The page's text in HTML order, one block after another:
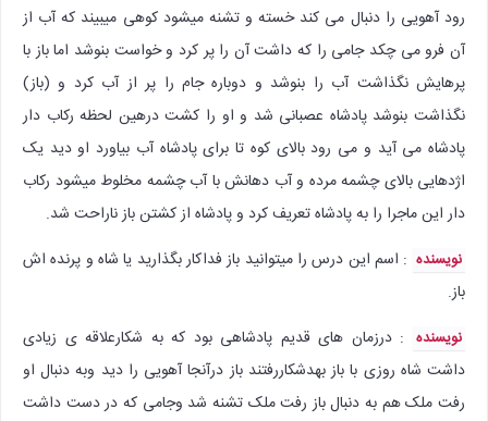
رود آهویی را دنبال می کند خسته و تشنه میشود کوهی میبیند که آب از
آن فرو می چکد جامی را که داشت آن را پر کرد و خواست بنوشد اما باز با
پرهایش نگذاشت آب را بنوشد و دوباره جام را پر از آب کرد و (باز)
نگذاشت بنوشد پادشاه عصبانی شد و او را کشت درهین لحظه رکاب دار
پادشاه می آید و می رود بالای کوه تا برای پادشاه آب بیاورد او دید یک
اژدهایی بالای چشمه مرده و آب دهانش با آب چشمه مخلوط میشود رکاب
دار این ماجرا را به پادشاه تعریف کرد و پادشاه از کشتن باز ناراحت شد.
نویسنده : اسم این درس را میتوانید باز فداکار بگذارید یا شاه و پرنده اش
باز.
نویسنده : درزمان های قدیم پادشاهی بود که به شکارعلاقه ی زیادی
داشت شاه روزی با باز بهدشکاررفتند باز درآنجا آهویی را دید وبه دنبال او
رفت ملک هم به دنبال باز رفت ملک تشنه شد وجامی که در دست داشت